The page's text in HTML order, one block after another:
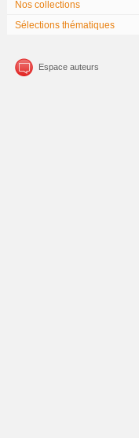
Nos collections
Sélections thématiques
Espace auteurs